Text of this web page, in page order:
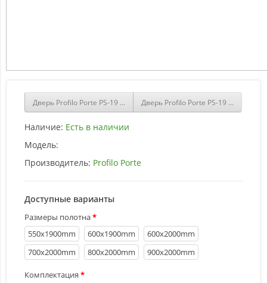
Дверь Profilo Porte PS-19 Венге Мелинга со стеклом Белый
Дверь Profilo Porte PS-19
Наличие: Есть в наличии
Модель:
Производитель: Profilo Porte
Доступные варианты
Размеры полотна
550х1900mm
600х1900mm
600х2000mm
700х2000mm
800х2000mm 900х2000mm
Комплектация